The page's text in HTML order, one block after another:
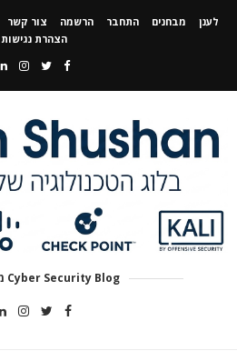
לענן מבחנים התחבר הרשמה צור קשר
הצהרת נגישות
Cyber Security Blog משנת 2013